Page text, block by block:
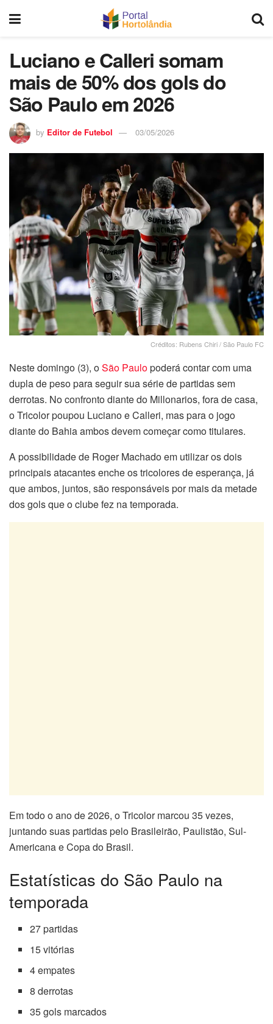
Luciano e Calleri somam
mais de 50% dos gols do
São Paulo em 2026
by Editor de Futebol 03/05/2026
Créditos: Rubens Chiri / São Paulo FC
Neste domingo (3), oSão Paulopoderá contar com uma
dupla de peso para seguir sua série de partidas sem
derrotas. No confronto diante do Millonarios, fora de casa,
o Tricolor poupou Luciano e Calleri, mas para o jogo
diante do Bahia ambos devem começar como titulares.
A possibilidade de Roger Machado em utilizar os dois
principais atacantes enche os tricolores de esperança, já
que ambos, juntos, são responsáveis por mais da metade
dos gols que o clube fez na temporada.
Em todo o ano de 2026, o Tricolor marcou 35 vezes,
juntando suas partidas pelo Brasileirão, Paulistão, Sul-
Americana e Copa do Brasil.
Estatísticas do São Paulo na
temporada
27 partidas
15 vitórias
4 empates
8 derrotas
35 gols marcados